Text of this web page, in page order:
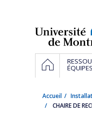
principale
ACCUEIL
Accueil
CHAIRE DE